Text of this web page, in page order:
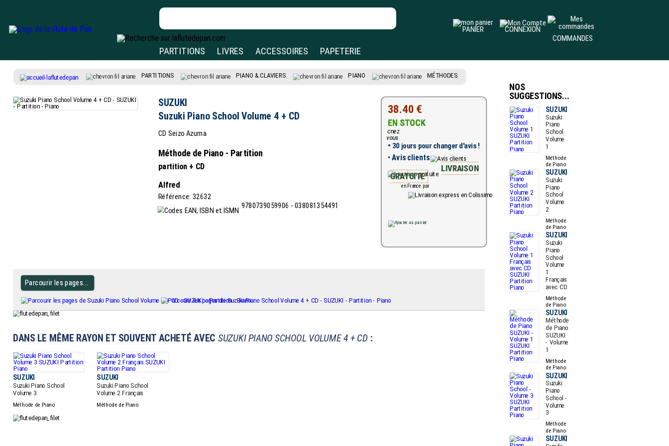
PARTITIONS LIVRES ACCESSOIRES PAPETERIE
PANIER
CONNEXION
COMMANDES
PARTITIONS PIANO & CLAVIERS PIANO MÉTHODES
SUZUKI
Suzuki Piano School Volume 4 + CD
CD Seizo Azuma
Méthode de Piano - Partition
partition + CD
Alfred
Référence: 32632
9780739059906 - 038081354491
38.40 €
EN STOCK
• 30 jours pour changer d'avis !
• Avis clients
LIVRAISON
GRATUITE
en France par
Parcourir les pages...
DANS LE MÊME RAYON ET SOUVENT ACHETÉ AVEC SUZUKI PIANO SCHOOL VOLUME 4 + CD:
SUZUKI SUZUKI
Suzuki Piano School
Volume 3
Suzuki Piano School
Volume 2 Français
Méthode de Piano Méthode de Piano
NOS
SUGGESTIONS...
SUZUKI
Suzuki
Piano
School
Volume
1
Méthode
de Piano
SUZUKI
Suzuki
Piano
School
Volume
2
Méthode
de Piano
SUZUKI
Suzuki
Piano
School
Volume
1
Français
avec CD
Méthode
de Piano
SUZUKI
Méthode
de Piano
SUZUKI
- Volume
1
Méthode
de Piano
SUZUKI
Suzuki
Piano
School -
Volume
3
Méthode
de Piano
SUZUKI